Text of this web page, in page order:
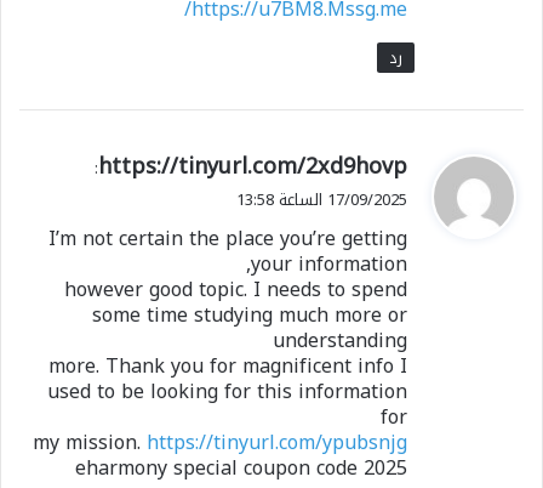
https://u7BM8.Mssg.me/
رد
ي
ق
ل
https://tinyurl.com/2xd9hovp
:
17/09/2025 الساعة 13:58
I’m not certain the place you’re getting
your information,
however good topic. I needs to spend
some time studying much more or
understanding
more. Thank you for magnificent info I
used to be looking for this information
for
my mission. https://tinyurl.com/ypubsnjg
eharmony special coupon code 2025